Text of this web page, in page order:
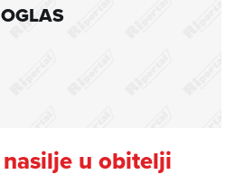
OGLAS
nasilje u obitelji